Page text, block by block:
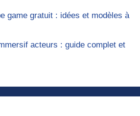
game gratuit : idées et modèles à
acteurs : guide complet et